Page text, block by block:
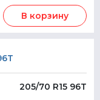
В корзину
205/70 R15 96T